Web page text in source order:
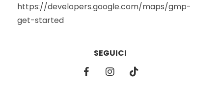
https://developers.google.com/maps/gmp-
get-started
SEGUICI